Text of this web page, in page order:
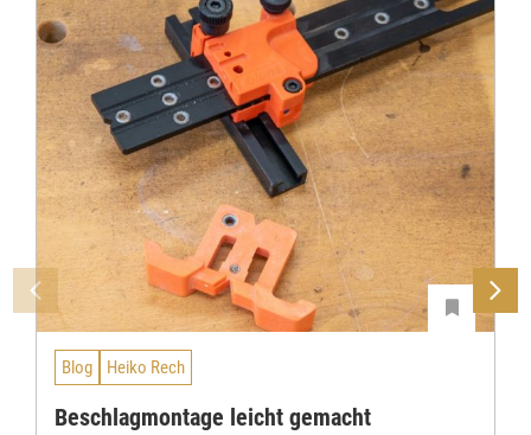
Blog Heiko Rech
Beschlagmontage leicht gemacht